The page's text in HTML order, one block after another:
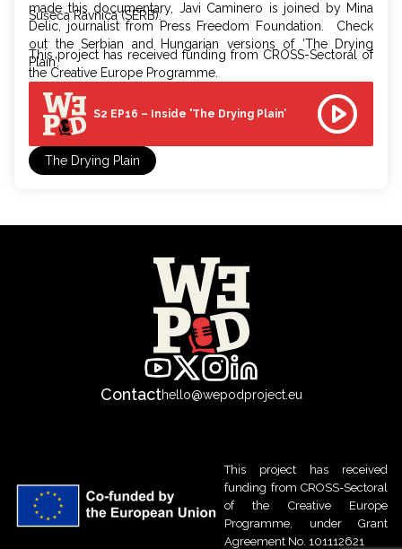
made this documentary, Javi Caminero is joined by Mina
Delic, journalist from Press Freedom Foundation. Check
out the Serbian and Hungarian versions of ‘The Drying
Plain’.
Sušeća Ravnica (SERB):
This project has received funding from CROSS-Sectoral of
the Creative Europe Programme.
S2 EP16 – Inside 'The Drying Plain’
The Drying Plain
Contacthello@wepodproject.eu
This project has received
funding from CROSS-Sectoral
of the Creative Europe
Programme, under Grant
Agreement No. 101112621